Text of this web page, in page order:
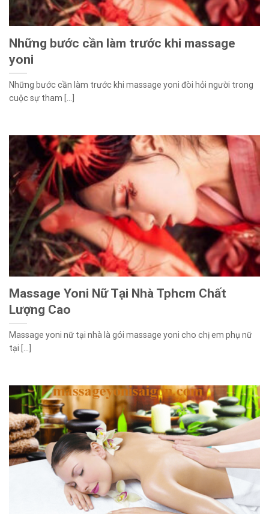
Những bước cần làm trước khi massage
yoni
Những bước cần làm trước khi massage yoni đòi hỏi người trong
cuộc sự tham [...]
Massage Yoni Nữ Tại Nhà Tphcm Chất
Lượng Cao
Massage yoni nữ tại nhà là gói massage yoni cho chị em phụ nữ
tại [...]